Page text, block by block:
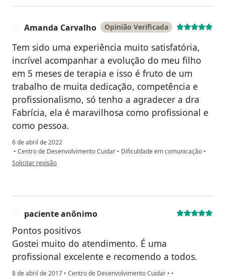
Amanda Carvalho Opinião Verificada
Tem sido uma experiência muito satisfatória,
incrível acompanhar a evolução do meu filho
em 5 meses de terapia e isso é fruto de um
trabalho de muita dedicação, competência e
profissionalismo, só tenho a agradecer a dra
Fabrícia, ela é maravilhosa como profissional e
como pessoa.
6 de abril de 2022
• Centro de Desenvolvimento Cuidar • Dificuldade em comunicação •
na opinião do utilizador Amanda Carvalho
Solicitar revisão
paciente anônimo
Pontos positivos
Gostei muito do atendimento. É uma
profissional excelente e recomendo a todos.
8 de abril de 2017 • Centro de Desenvolvimento Cuidar • •